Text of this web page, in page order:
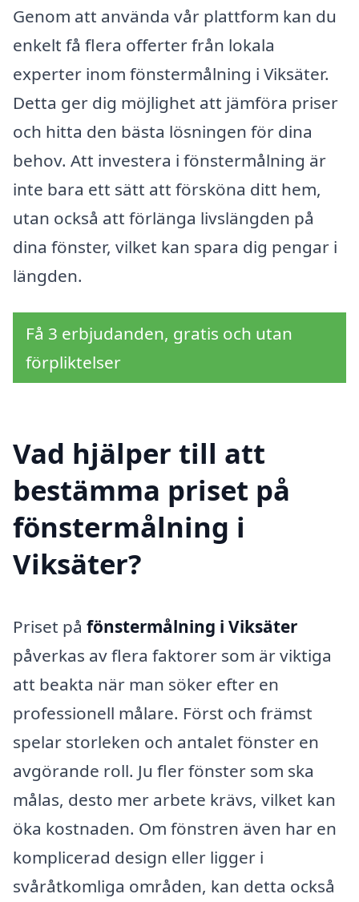
Genom att använda vår plattform kan du
enkelt få flera offerter från lokala
experter inom fönstermålning i Viksäter.
Detta ger dig möjlighet att jämföra priser
och hitta den bästa lösningen för dina
behov. Att investera i fönstermålning är
inte bara ett sätt att försköna ditt hem,
utan också att förlänga livslängden på
dina fönster, vilket kan spara dig pengar i
längden.
Få 3 erbjudanden, gratis och utan
förpliktelser
Vad hjälper till att
bestämma priset på
fönstermålning i
Viksäter?
Priset på fönstermålning i Viksäter
påverkas av flera faktorer som är viktiga
att beakta när man söker efter en
professionell målare. Först och främst
spelar storleken och antalet fönster en
avgörande roll. Ju fler fönster som ska
målas, desto mer arbete krävs, vilket kan
öka kostnaden. Om fönstren även har en
komplicerad design eller ligger i
svåråtkomliga områden, kan detta också